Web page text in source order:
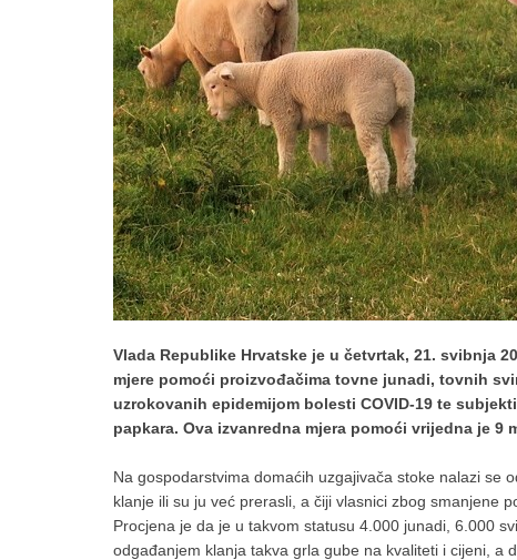
Vlada Republike Hrvatske je u četvrtak, 21. svibnja
mjere pomoći proizvođačima tovne junadi, tovnih
uzrokovanih epidemijom bolesti COVID-19 te
papkara. Ova izvanredna mjera pomoći vrijedna je
Na gospodarstvima domaćih uzgajivača stoke nalazi se
klanje ili su ju već prerasli, a čiji vlasnici zbog smanjene
Procjena je da je u takvom statusu 4.000 junadi, 6.000
odgađanjem klanja takva grla gube na kvaliteti i cijeni, a